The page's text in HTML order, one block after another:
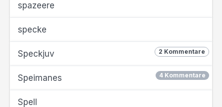
spazeere
specke
2 Kommentare
Speckjuv
4 Kommentare
Speimanes
Spell